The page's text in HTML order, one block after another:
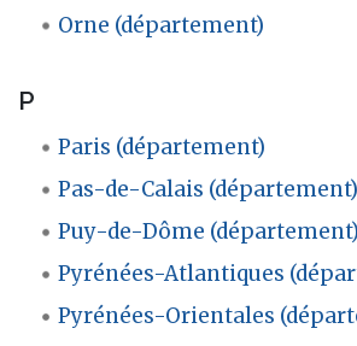
Orne (département)
P
Paris (département)
Pas-de-Calais (département)
Puy-de-Dôme (département)
Pyrénées-Atlantiques
Pyrénées-Orientales